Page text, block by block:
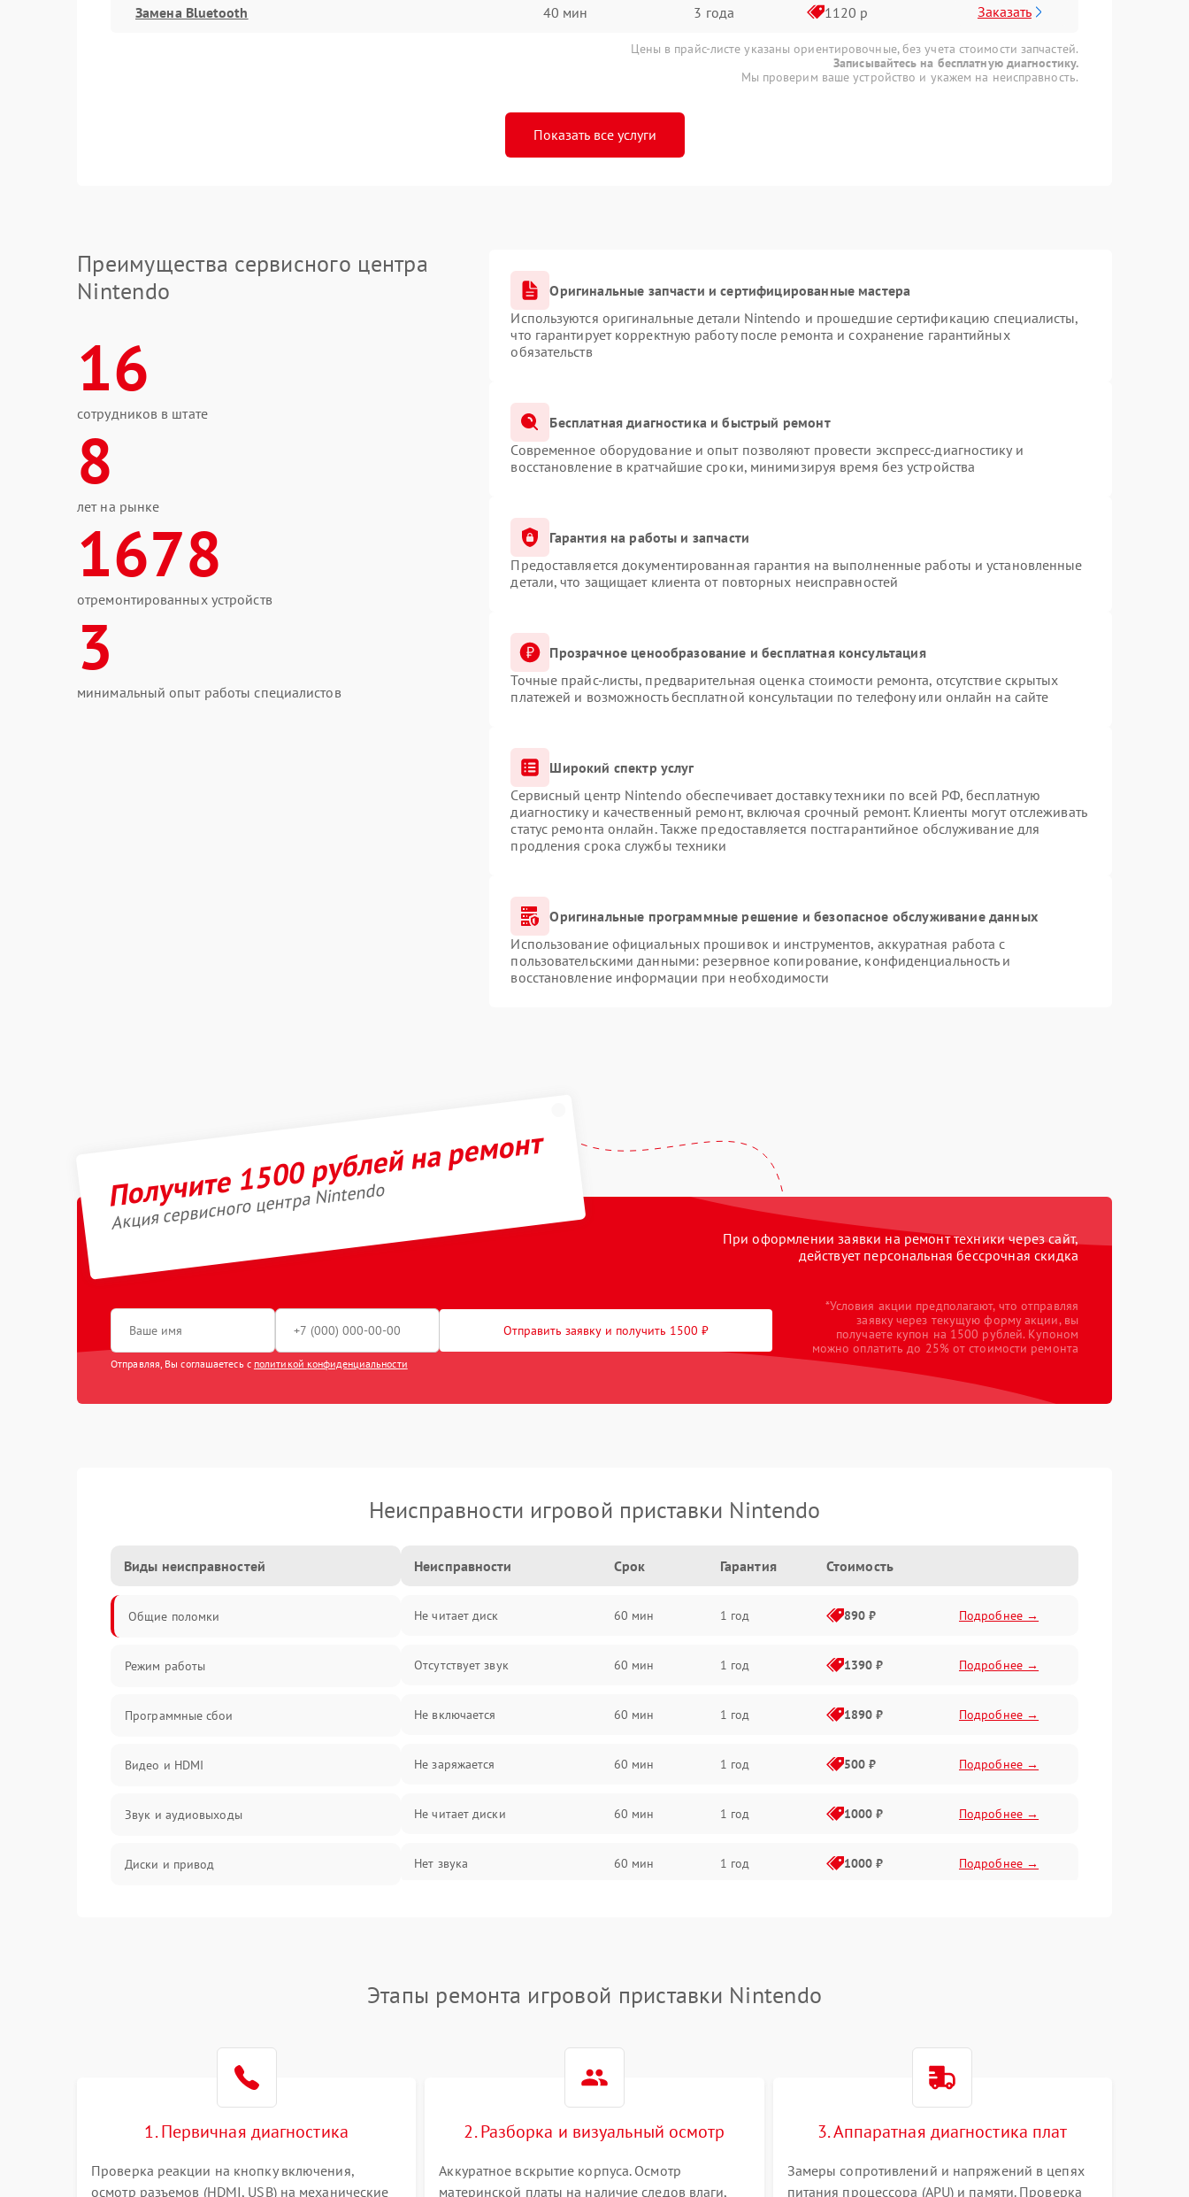
Замена Bluetooth 40 мин 3 года 1120 р Заказать
Цены в прайс-листе указаны ориентировочные, без учета стоимости запчастей.
Записывайтесь на бесплатную диагностику.
Мы проверим ваше устройство и укажем на неисправность.
Показать все услуги
Преимущества сервисного центра
Nintendo
16
сотрудников в штате
8
лет на рынке
1678
отремонтированных устройств
3
минимальный опыт работы специалистов
Оригинальные запчасти и сертифицированные мастера
Используются оригинальные детали Nintendo и прошедшие сертификацию специалисты,
что гарантирует корректную работу после ремонта и сохранение гарантийных
обязательств
Бесплатная диагностика и быстрый ремонт
Современное оборудование и опыт позволяют провести экспресс-диагностику и
восстановление в кратчайшие сроки, минимизируя время без устройства
Гарантия на работы и запчасти
Предоставляется документированная гарантия на выполненные работы и установленные
детали, что защищает клиента от повторных неисправностей
Прозрачное ценообразование и бесплатная консультация
Точные прайс-листы, предварительная оценка стоимости ремонта, отсутствие скрытых
платежей и возможность бесплатной консультации по телефону или онлайн на сайте
Широкий спектр услуг
Сервисный центр Nintendo обеспечивает доставку техники по всей РФ, бесплатную
диагностику и качественный ремонт, включая срочный ремонт. Клиенты могут отслеживать
статус ремонта онлайн. Также предоставляется постгарантийное обслуживание для
продления срока службы техники
Оригинальные программные решение и безопасное обслуживание данных
Использование официальных прошивок и инструментов, аккуратная работа с
пользовательскими данными: резервное копирование, конфиденциальность и
восстановление информации при необходимости
Получите 1500 рублей на ремонт
Акция сервисного центра Nintendo
При оформлении заявки на ремонт техники через сайт,
действует персональная бессрочная скидка
Отправить заявку и получить 1500 ₽
Отправляя, Вы соглашаетесь с политикой конфиденциальности
*Условия акции предполагают, что отправляя
заявку через текущую форму акции, вы
получаете купон на 1500 рублей. Купоном
можно оплатить до 25% от стоимости ремонта
Неисправности игровой приставки Nintendo
Виды неисправностей
Общие поломки
Режим работы
Программные сбои
Видео и HDMI
Звук и аудиовыходы
Диски и привод
Питание и электрика
Перегрев и охлаждение
Неисправности Срок Гарантия Стоимость
Не читает диск 60 мин 1 год 890 ₽ Подробнее →
Отсутствует звук 60 мин 1 год 1390 ₽ Подробнее →
Не включается 60 мин 1 год 1890 ₽ Подробнее →
Не заряжается 60 мин 1 год 500 ₽ Подробнее →
Не читает диски 60 мин 1 год 1000 ₽ Подробнее →
Нет звука 60 мин 1 год 1000 ₽ Подробнее →
Этапы ремонта игровой приставки Nintendo
1. Первичная диагностика
Проверка реакции на кнопку включения,
осмотр разъемов (HDMI, USB) на механические
2. Разборка и визуальный осмотр
Аккуратное вскрытие корпуса. Осмотр
материнской платы на наличие следов влаги,
3. Аппаратная диагностика плат
Замеры сопротивлений и напряжений в цепях
питания процессора (APU) и памяти. Проверка